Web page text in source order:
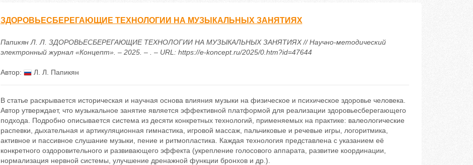
ЗДОРОВЬЕСБЕРЕГАЮЩИЕ ТЕХНОЛОГИИ НА МУЗЫКАЛЬНЫХ ЗАНЯТИЯХ
Папикян Л. Л. ЗДОРОВЬЕСБЕРЕГАЮЩИЕ ТЕХНОЛОГИИ НА МУЗЫКАЛЬНЫХ ЗАНЯТИЯХ // Научно-методический
электронный журнал «Концепт». – 2025. – . – URL: https://e-koncept.ru/2025/0.htm?id=47644
Автор: Л. Л. Папикян
В статье раскрывается историческая и научная основа влияния музыки на физическое и психическое здоровье человека.
Автор утверждает, что музыкальное занятие является эффективной платформой для реализации здоровьесберегающего
подхода. Подробно описывается система из десяти конкретных технологий, применяемых на практике: валеологические
распевки, дыхательная и артикуляционная гимнастика, игровой массаж, пальчиковые и речевые игры, логоритмика,
активное и пассивное слушание музыки, пение и ритмопластика. Каждая технология представлена с указанием её
конкретного оздоровительного и развивающего эффекта (укрепление голосового аппарата, развитие координации,
нормализация нервной системы, улучшение дренажной функции бронхов и др.).